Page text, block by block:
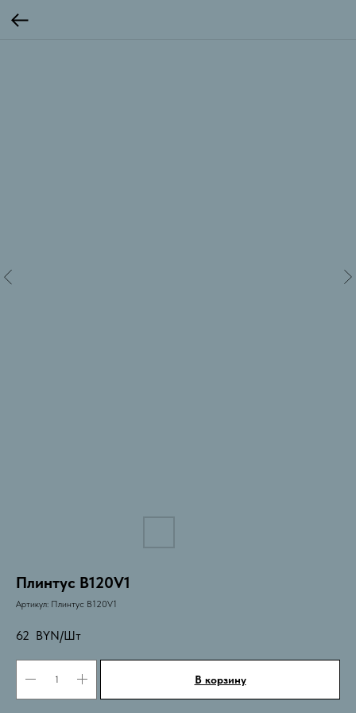
Плинтус B120V1
Артикул: Плинтус B120V1
62 BYN/Шт
В корзину